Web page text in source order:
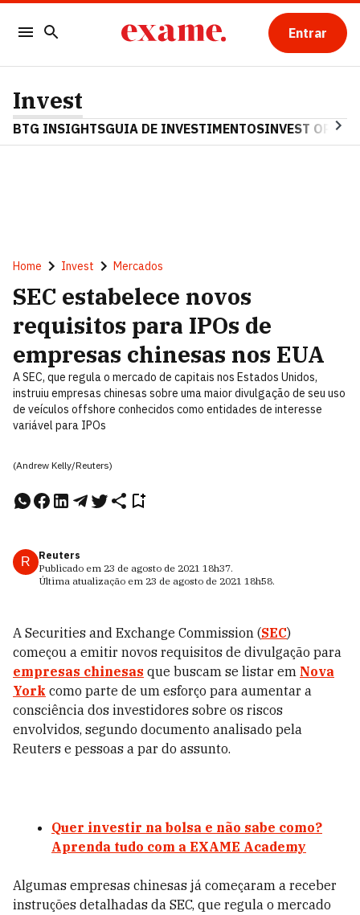
Entrar
Invest
BTG INSIGHTSGUIA DE INVESTIMENTOSINVEST OPINA
Home Invest Mercados
SEC estabelece novos
requisitos para IPOs de
empresas chinesas nos EUA
A SEC, que regula o mercado de capitais nos Estados Unidos,
instruiu empresas chinesas sobre uma maior divulgação de seu uso
de veículos offshore conhecidos como entidades de interesse
variável para IPOs
(Andrew Kelly/Reuters)
R
Reuters
Publicado em 23 de agosto de 2021 18h37.
Última atualização em 23 de agosto de 2021 18h58.
A Securities and Exchange Commission (SEC)
começou a emitir novos requisitos de divulgação para
empresas chinesas que buscam se listar em Nova
York como parte de um esforço para aumentar a
consciência dos investidores sobre os riscos
envolvidos, segundo documento analisado pela
Reuters e pessoas a par do assunto.
Quer investir na bolsa e não sabe como?
Aprenda tudo com a EXAME Academy
Algumas empresas chinesas já começaram a receber
instruções detalhadas da SEC, que regula o mercado